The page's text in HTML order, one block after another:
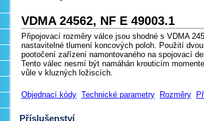
VDMA 24562, NF E 49003.1
Připojovací rozměry válce jsou shodné s VDMA
nastavitelné tlumení koncových poloh. Použití
pootočení zařízení namontovaného na spojovací
Tento válec nesmí být namáhán krouticím
vůle v kluzných ložiscích.
Objednací kódy Technické parametry Rozměry
Příslušenství